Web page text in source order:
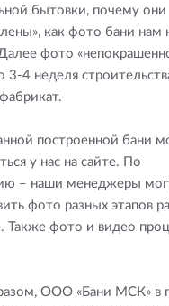
бытовки, почему они
как фото бани нам
фото
3-4 неделя
построенной бани
у нас на сайте. По
– наши менеджеры
фото разных этапов
Также фото и видео
ООО «Бани МСК» в